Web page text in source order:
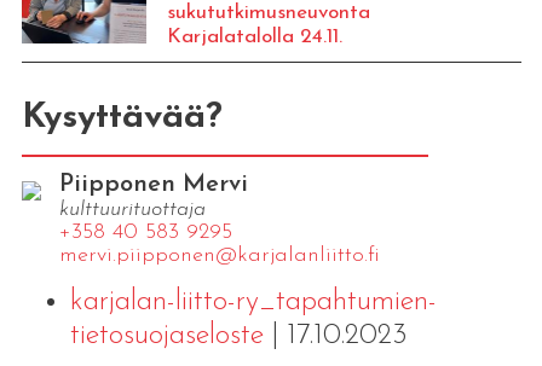
sukututkimusneuvonta
Karjalatalolla 24.11.
Kysyttävää?
Piipponen Mervi
kulttuurituottaja
+358 40 583 9295
mervi.​piipponen@​kar​jala​nlii​tto.​fi
karjalan-liitto-ry_tapahtumien-
tietosuojaseloste| 17.10.2023